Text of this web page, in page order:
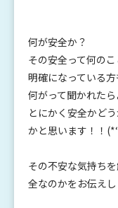
何が安全か？
その安全って何の
明確になっている
何がって聞かれたら
とにかく安全かど
かと思います！！
その不安な気持ち
全なのかをお伝え